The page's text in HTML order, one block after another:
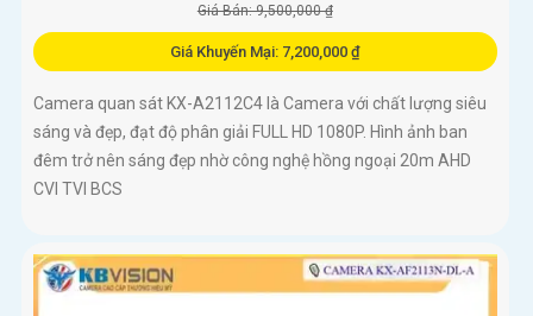
Giá Bán: 9,500,000 ₫
Giá Khuyến Mại: 7,200,000 ₫
Camera quan sát KX-A2112C4 là Camera với chất lượng siêu
sáng và đẹp, đạt độ phân giải FULL HD 1080P. Hình ảnh ban
đêm trở nên sáng đẹp nhờ công nghệ hồng ngoại 20m AHD
CVI TVI BCS